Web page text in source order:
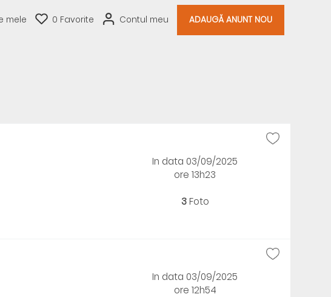
mele 0 Favorite Contul meu ADAUGĂ ANUNT NOU
In data 03/09/2025
ore 13h23
3Foto
In data 03/09/2025
ore 12h54